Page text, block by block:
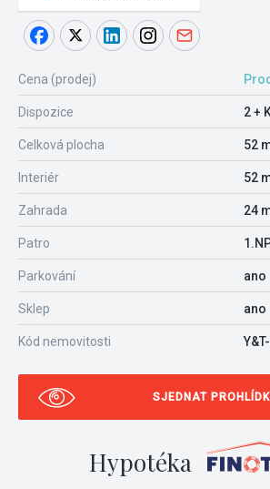
Cena (prodej)
Dispozice 2 +
Celková plocha 52
Interiér 52
Zahrada 24
Patro
Parkování ano
Sklep ano
Kód nemovitosti
SJEDNAT
Hypotéka